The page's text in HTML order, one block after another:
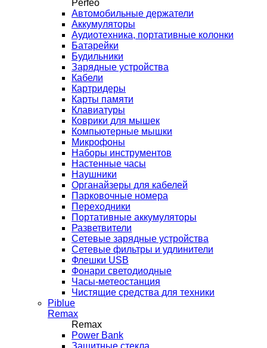
Perfeo
Автомобильные держатели
Аккумуляторы
Аудиотехника, портативные колонки
Батарейки
Будильники
Зарядные устройства
Кабели
Картридеры
Карты памяти
Клавиатуры
Коврики для мышек
Компьютерные мышки
Микрофоны
Наборы инструментов
Настенные часы
Наушники
Органайзеры для кабелей
Парковочные номера
Переходники
Портативные аккумуляторы
Разветвители
Сетевые зарядные устройства
Сетевые фильтры и удлинители
Флешки USB
Фонари светодиодные
Часы-метеостанция
Чистящие средства для техники
Piblue
Remax
Remax
Power Bank
Защитные стекла